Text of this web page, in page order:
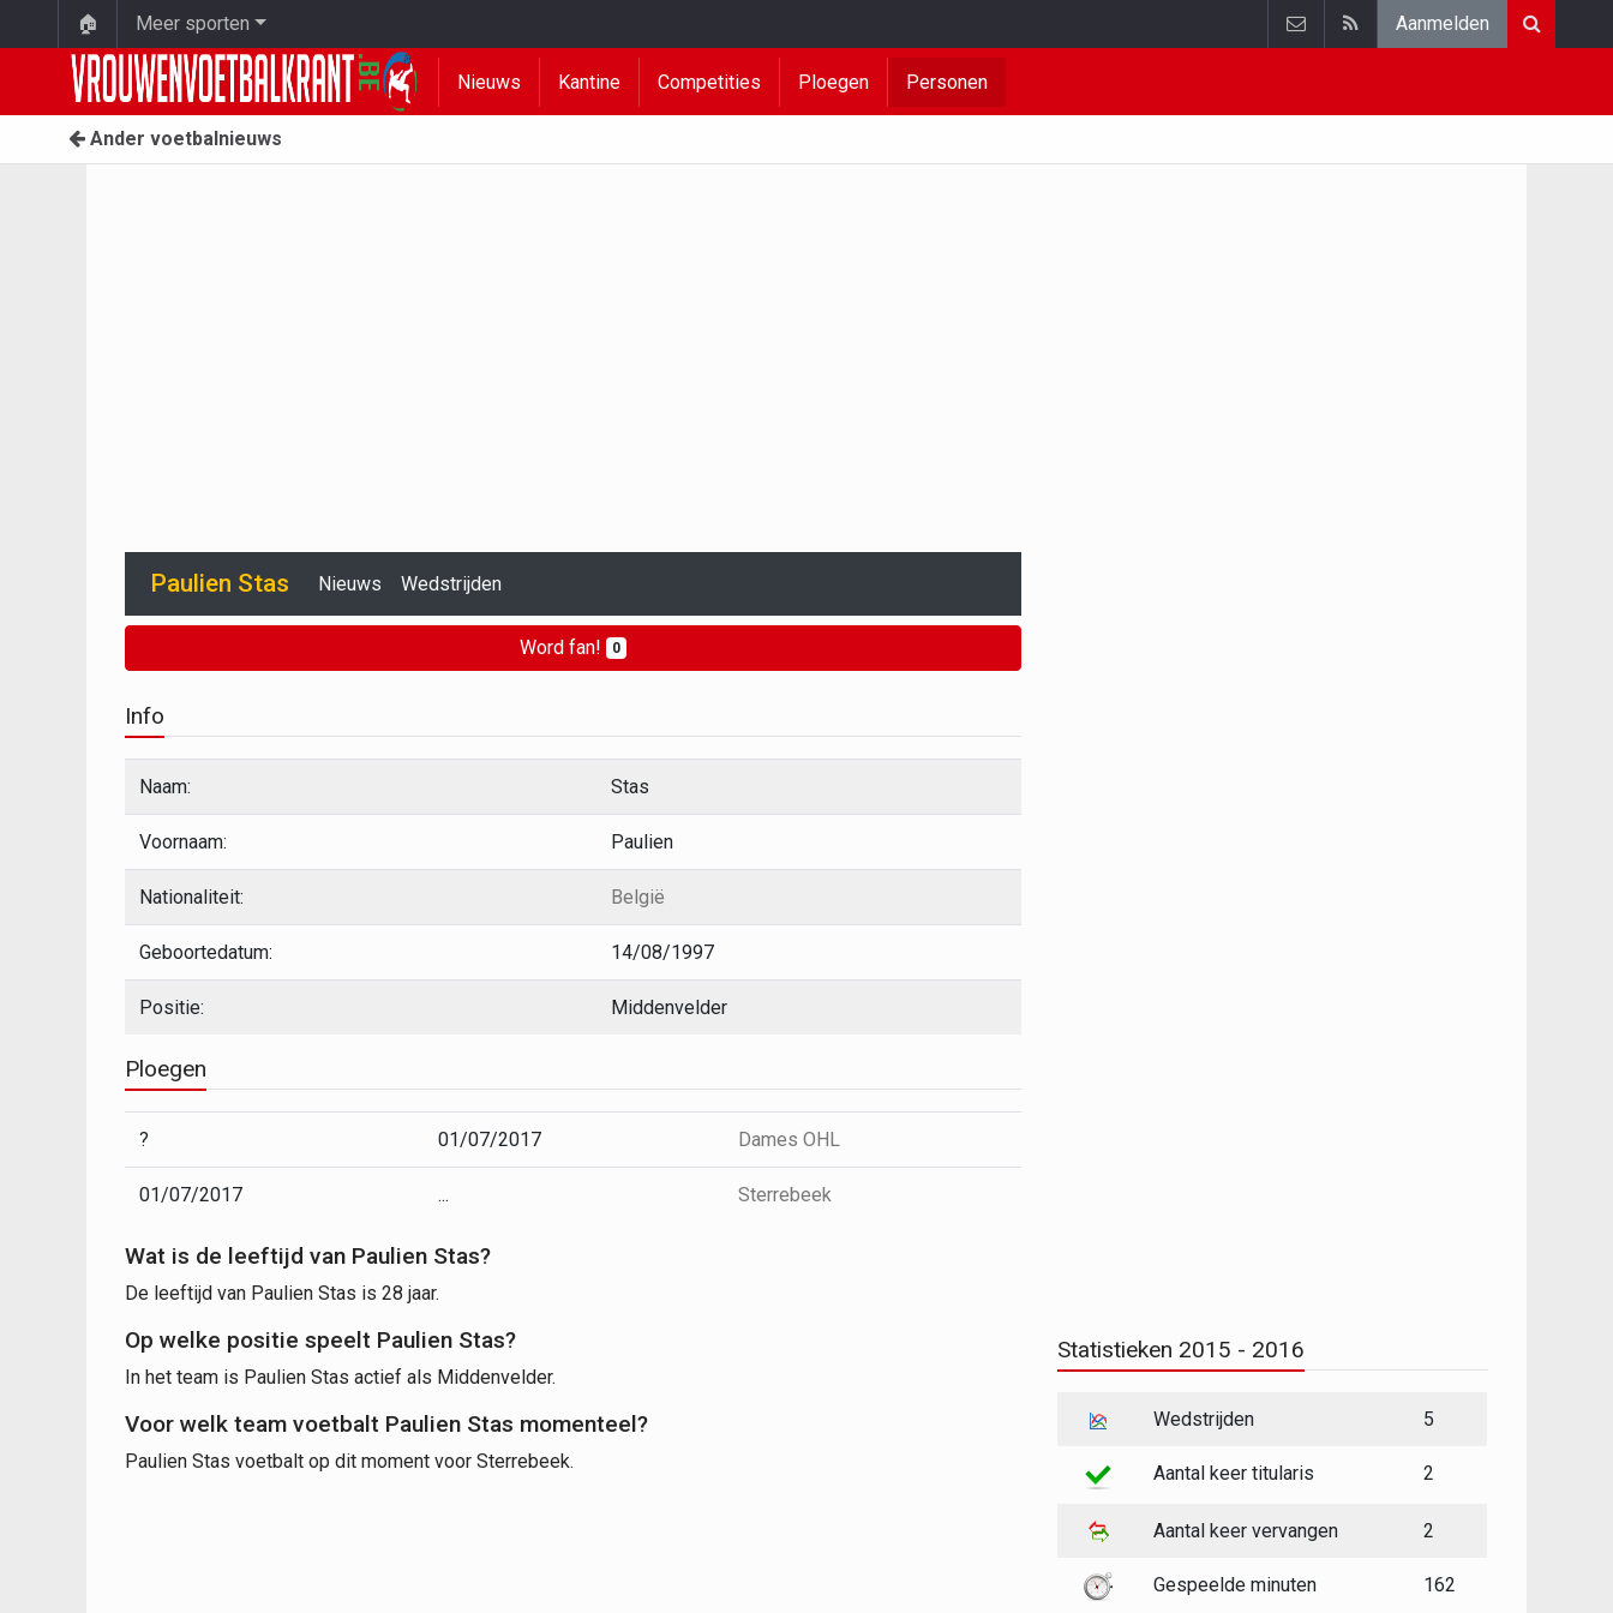
🏠 Meer sporten Aanmelden
Nieuws Kantine Competities Ploegen Personen
Ander voetbalnieuws
Paulien Stas Nieuws Wedstrijden
Word fan! 0
Info
Naam: Stas
Voornaam: Paulien
Nationaliteit: België
Geboortedatum: 14/08/1997
Positie: Middenvelder
Ploegen
? 01/07/2017 Dames OHL
01/07/2017 ... Sterrebeek
Wat is de leeftijd van Paulien Stas?
De leeftijd van Paulien Stas is 28 jaar.
Op welke positie speelt Paulien Stas?
In het team is Paulien Stas actief als Middenvelder.
Voor welk team voetbalt Paulien Stas momenteel?
Paulien Stas voetbalt op dit moment voor Sterrebeek.
Statistieken 2015 - 2016
Wedstrijden 5
Aantal keer titularis 2
Aantal keer vervangen 2
Gespeelde minuten 162